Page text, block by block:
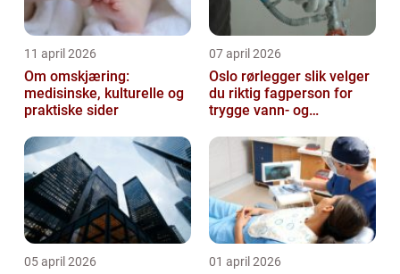
11 april 2026
Om omskjæring:
medisinske, kulturelle og
praktiske sider
07 april 2026
Oslo rørlegger slik velger
du riktig fagperson for
trygge vann- og
05 april 2026 01 april 2026